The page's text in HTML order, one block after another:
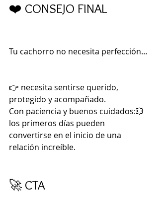
❤️ CONSEJO FINAL
Tu cachorro no necesita perfección…
👉 necesita sentirse querido,
protegido y acompañado.
Con paciencia y buenos cuidados:💥
los primeros días pueden
convertirse en el inicio de una
relación increíble.
🚀 CTA